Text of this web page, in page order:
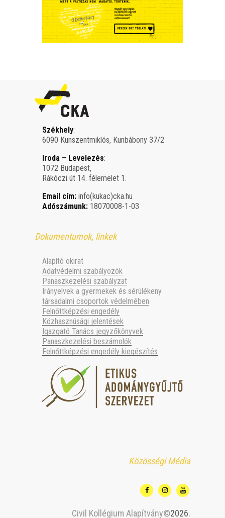
Székhely:
6090 Kunszentmiklós, Kunbábony 37/2
Iroda – Levelezés:
1072 Budapest,
Rákóczi út 14. félemelet 1.
Email cím: info(kukac)cka.hu
Adószámunk: 18070008-1-03
Dokumentumok, linkek
Alapító okirat
Adatvédelmi szabályozók
Panaszkezelési szabályzat
Irányelvek a gyermekek és sérülékeny
társadalmi csoportok védelmében
Felnőttképzési engedély
Közhasznúsági jelentések
Igazgató Tanács jegyzőkönyvek
Panaszkezelési beszámolók
Felnőttképzési engedély kiegészítés
Közösségi Média
Civil Kollégium Alapítvány©2026.